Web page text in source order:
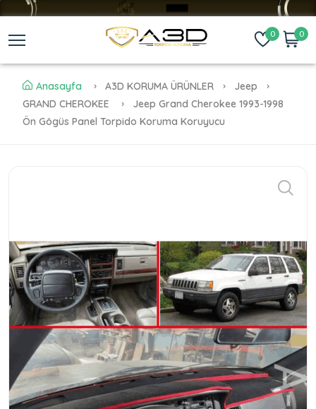
0 0
Anasayfa A3D KORUMA ÜRÜNLER
Jeep
GRAND CHEROKEE
Jeep Grand Cherokee 1993-1998
Ön Gögüs Panel Torpido Koruma Koruyucu